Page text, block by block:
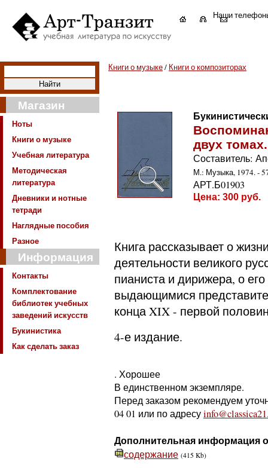
Наши
Магазин
Ноты
Книги о музыке
Учебная литература
Методическая
литература
Дневники и нотные
тетради
Наглядные пособия
Разное
Информация
Контакты
Комплектование
библиотек учебных
заведений искусств
Букинистика
Как сделать заказ
Книги о музыке/ Книги о композиторах
двух
Составитель:
М.: Музыка, 1974. -
АРТ.Б01903
Цена: 300 руб.
Книга рассказывает о
деятельности великого
пианиста и дирижера, о
выдающимися
конца XIX - первой
4-е издание.
. Хорошее
В единственном экземпляре.
Перед заказом рекомендуем
04 01 или по адресу
Дополнительная информация
содержание (415 Kb)